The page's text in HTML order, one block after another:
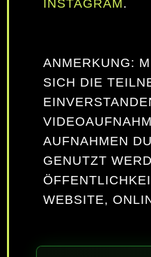
INSTAGRAM.
ANMERKUNG:
SICH DIE
AUFNAHMEN
GENUTZT
WEBSITE,